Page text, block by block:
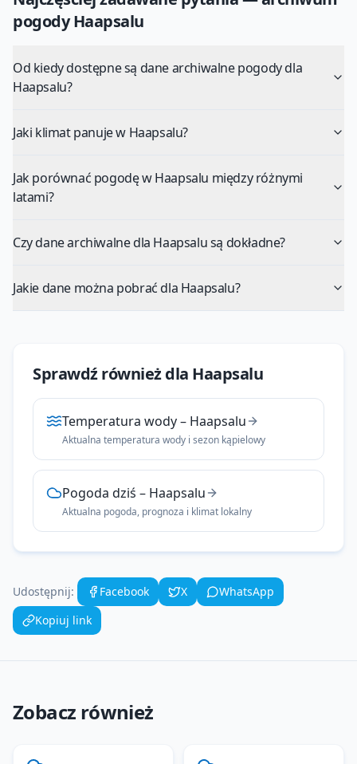
pogodyHaapsalu
Od kiedy dostępne są dane archiwalne pogody dla
Haapsalu?
Jaki klimat panuje w Haapsalu?
Jak porównać pogodę w Haapsalu między różnymi
latami?
Czy dane archiwalne dla Haapsalu są dokładne?
Jakie dane można pobrać dla Haapsalu?
Sprawdź również dla Haapsalu
Temperatura wody– Haapsalu
Aktualna temperatura wody i sezon kąpielowy
Pogoda dziś – Haapsalu
Aktualna pogoda, prognoza i klimat lokalny
Udostępnij: Facebook X
WhatsApp
Kopiuj link
Zobacz również